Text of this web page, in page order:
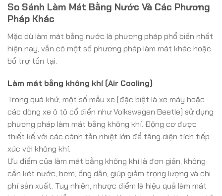
So Sánh Làm Mát Bằng Nước Và Các Phương
Pháp Khác
Mặc dù làm mát bằng nước là phương pháp phổ biến nhất
hiện nay, vẫn có một số phương pháp làm mát khác hoặc
bổ trợ tồn tại.
Làm mát bằng không khí (Air Cooling)
Trong quá khứ, một số mẫu xe (đặc biệt là xe máy hoặc
các dòng xe ô tô cổ điển như Volkswagen Beetle) sử dụng
phương pháp làm mát bằng không khí. Động cơ được
thiết kế với các cánh tản nhiệt lớn để tăng diện tích tiếp
xúc với không khí.
Ưu điểm của làm mát bằng không khí là đơn giản, không
cần két nước, bơm, ống dẫn, giúp giảm trọng lượng và chi
phí sản xuất. Tuy nhiên, nhược điểm là hiệu quả làm mát